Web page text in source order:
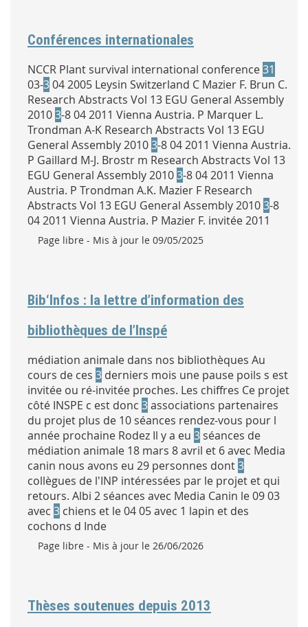
Conférences internationales
NCCR Plant survival international conference31
03-304 2005 Leysin Switzerland C Mazier F. Brun C.
Research Abstracts Vol 13 EGU General Assembly
20103-8 04 2011 Vienna Austria. P Marquer L.
Trondman A-K Research Abstracts Vol 13 EGU
General Assembly 20103-8 04 2011 Vienna Austria.
P Gaillard M-J. Brostr m Research Abstracts Vol 13
EGU General Assembly 20103-8 04 2011 Vienna
Austria. P Trondman A.K. Mazier F Research
Abstracts Vol 13 EGU General Assembly 20103-8
04 2011 Vienna Austria. P Mazier F. invitée 2011
Type :
Page libre - Mis à jour le 09/05/2025
Bib‘Infos : la lettre d’information des
bibliothèques de l’Inspé
médiation animale dans nos bibliothèques Au
cours de ces 3 derniers mois une pause poils s est
invitée ou ré-invitée proches. Les chiffres Ce projet
côté INSPE c est donc 3associations partenaires
du projet plus de 10 séances rendez-vous pour l
année prochaine Rodez Il y a eu 3 séances de
médiation animale 18 mars 8 avril et 6 avec Media
canin nous avons eu 29 personnes dont3
collègues de l'INP intéressées par le projet et qui
retours. Albi 2 séances avec Media Canin le 09 03
avec 3 chiens et le 04 05 avec 1 lapin et des
cochons d Inde
Type :
Page libre - Mis à jour le 26/06/2026
Thèses soutenues depuis 2013